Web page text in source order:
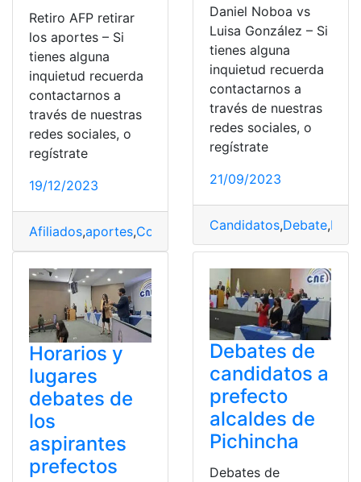
Retiro AFP retirar
los aportes – Si
tienes alguna
inquietud recuerda
contactarnos a
través de nuestras
redes sociales, o
regístrate
19/12/2023
Afiliados,aportes,Convocatoria,Debate,Perú
Daniel Noboa vs
Luisa González – Si
tienes alguna
inquietud recuerda
contactarnos a
través de nuestras
redes sociales, o
regístrate
21/09/2023
Candidatos,Debate,
Horarios y
lugares
debates de
los
aspirantes
prefectos
Debates de
candidatos a
prefecto
alcaldes de
Pichincha
Debates de